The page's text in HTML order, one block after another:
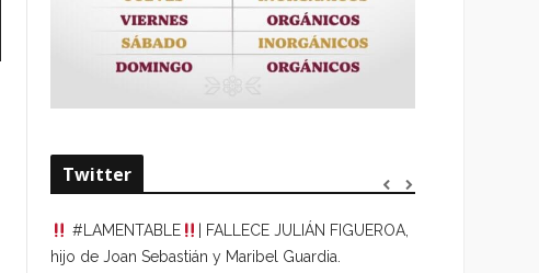
Twitter
#LAMENTABLE
| FALLECE JULIÁN FIGUEROA,
hijo de Joan Sebastián y Maribel Guardia.